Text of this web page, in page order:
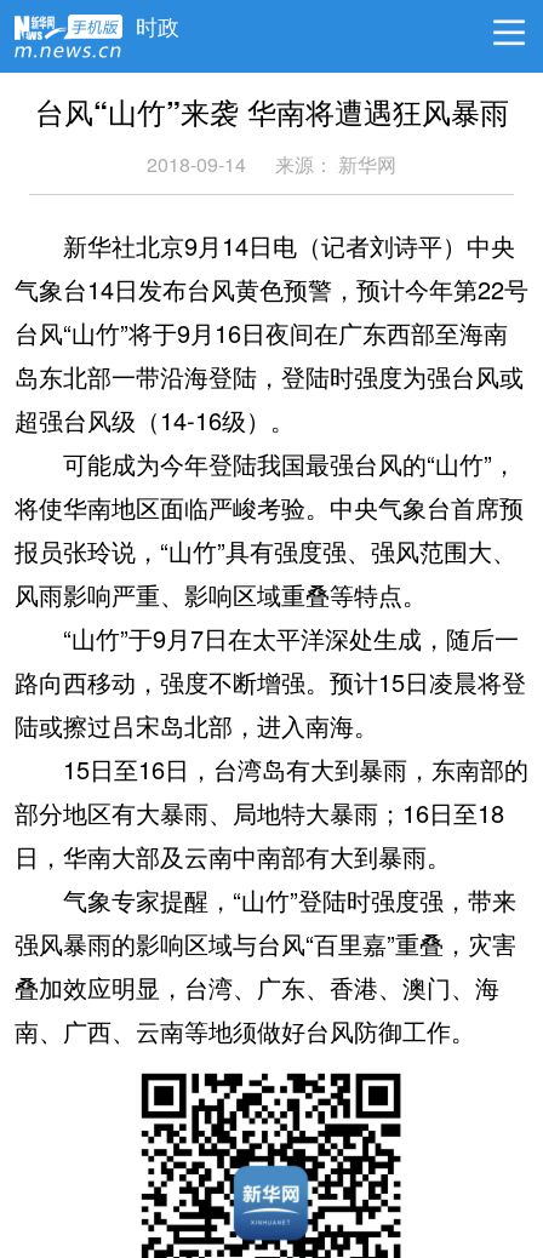
时政
台风“山竹”来袭 华南将遭遇狂风暴雨
2018-09-14 来源： 新华网
新华社北京9月14日电（记者刘诗平）中央
气象台14日发布台风黄色预警，预计今年第22号
台风“山竹”将于9月16日夜间在广东西部至海南
岛东北部一带沿海登陆，登陆时强度为强台风或
超强台风级（14-16级）。
可能成为今年登陆我国最强台风的“山竹”，
将使华南地区面临严峻考验。中央气象台首席预
报员张玲说，“山竹”具有强度强、强风范围大、
风雨影响严重、影响区域重叠等特点。
“山竹”于9月7日在太平洋深处生成，随后一
路向西移动，强度不断增强。预计15日凌晨将登
陆或擦过吕宋岛北部，进入南海。
15日至16日，台湾岛有大到暴雨，东南部的
部分地区有大暴雨、局地特大暴雨；16日至18
日，华南大部及云南中南部有大到暴雨。
气象专家提醒，“山竹”登陆时强度强，带来
强风暴雨的影响区域与台风“百里嘉”重叠，灾害
叠加效应明显，台湾、广东、香港、澳门、海
南、广西、云南等地须做好台风防御工作。